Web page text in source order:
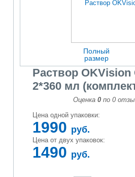
Полный
размер
Раствор OKVision
2*360 мл
Оценка 0 по 0
Цена одной упаковки:
1990 руб.
Цена от двух упаковок:
1490 руб.